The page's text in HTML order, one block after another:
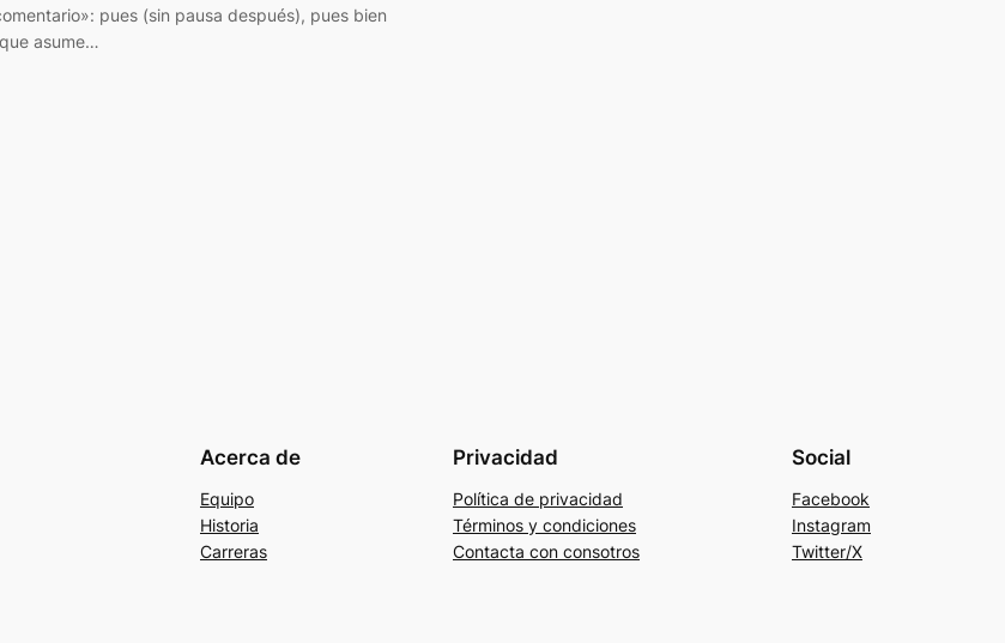
pues (sin pausa después), pues bien
asume…
Acerca de
Equipo
Historia
Carreras
Privacidad
Política de privacidad
Términos y condiciones
Contacta con consotros
Social
Facebook
Instagram
Twitter/X